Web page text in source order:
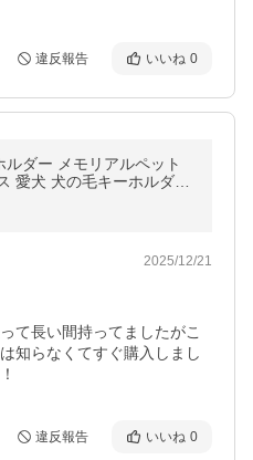
違反報告 いいね 0
ダー メモリアルペット
愛犬 犬の毛キーホルダー
れ 抜け毛入れ 犬の毛収納
ペット
2025/12/21
て長い間持ってましたがこ
知らなくてすぐ購入しまし
違反報告 いいね 0